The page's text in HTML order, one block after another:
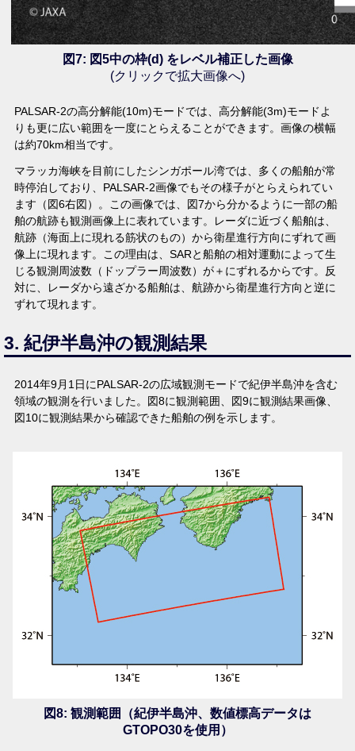
図7: 図5中の枠(d) をレベル補正した画像
(クリックで拡大画像へ)
PALSAR-2の高分解能(10m)モードでは、高分解能(3m)モードよ
りも更に広い範囲を一度にとらえることができます。画像の横幅
は約70km相当です。
マラッカ海峡を目前にしたシンガポール湾では、多くの船舶が常
時停泊しており、PALSAR-2画像でもその様子がとらえられてい
ます（図6右図）。この画像では、図7から分かるように一部の船
舶の航跡も観測画像上に表れています。レーダに近づく船舶は、
航跡（海面上に現れる筋状のもの）から衛星進行方向にずれて画
像上に現れます。この理由は、SARと船舶の相対運動によって生
じる観測周波数（ドップラー周波数）が＋にずれるからです。反
対に、レーダから遠ざかる船舶は、航跡から衛星進行方向と逆に
ずれて現れます。
3. 紀伊半島沖の観測結果
2014年9月1日にPALSAR-2の広域観測モードで紀伊半島沖を含む
領域の観測を行いました。図8に観測範囲、図9に観測結果画像、
図10に観測結果から確認できた船舶の例を示します。
図8: 観測範囲（紀伊半島沖、数値標高データは
GTOPO30を使用）